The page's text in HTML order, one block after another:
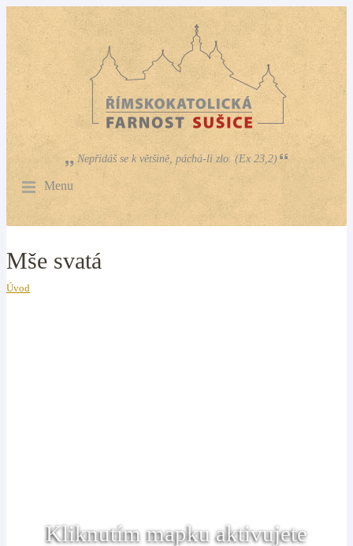
Nepřidáš se k většině, páchá-li zlo. (Ex 23,2)
Menu
Mše svatá
Úvod
Kliknutím mapku aktivujete